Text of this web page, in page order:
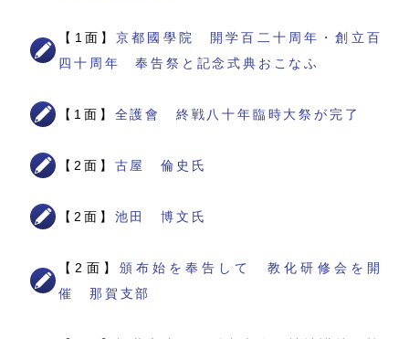
【1面】京都國學院 開学百二十周年・創立百
四十周年 奉告祭と記念式典おこなふ
【1面】 全護會 終戦八十年臨時大祭が完了
【2面】 古屋 倫史氏
【2面】 池田 博文氏
【2面】 頒布始を奉告して 教化研修会を開
催 那賀支部